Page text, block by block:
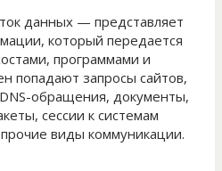
данных — представляет
который передается
программами и
попадают запросы сайтов,
обращения, документы,
сессии к системам
виды коммуникации.